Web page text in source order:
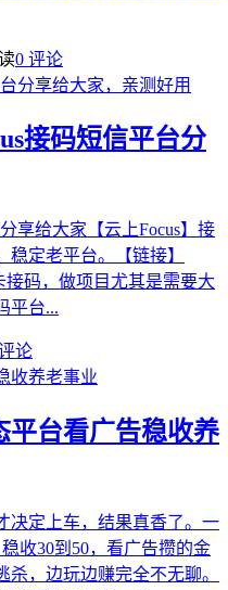
0 评论
接码短信平台分
享给大家【云上Focus】接
定老平台。【链接】
接码，做项目尤其是需要大
平台...
论
平台看广告稳收养
决定上车，结果真香了。一
收30到50，看广告攒的金
，边玩边赚完全不无聊。